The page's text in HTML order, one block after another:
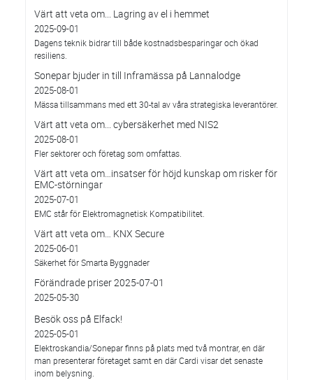
Värt att veta om... Lagring av el i hemmet
2025-09-01
Dagens teknik bidrar till både kostnadsbesparingar och ökad
resiliens.
Sonepar bjuder in till Inframässa på Lannalodge
2025-08-01
Mässa tillsammans med ett 30-tal av våra strategiska leverantörer.
Värt att veta om... cybersäkerhet med NIS2
2025-08-01
Fler sektorer och företag som omfattas.
Värt att veta om…insatser för höjd kunskap om risker för
EMC-störningar
2025-07-01
EMC står för Elektromagnetisk Kompatibilitet.
Värt att veta om… KNX Secure
2025-06-01
Säkerhet för Smarta Byggnader
Förändrade priser 2025-07-01
2025-05-30
Besök oss på Elfack!
2025-05-01
Elektroskandia/Sonepar finns på plats med två montrar, en där
man presenterar företaget samt en där Cardi visar det senaste
inom belysning.